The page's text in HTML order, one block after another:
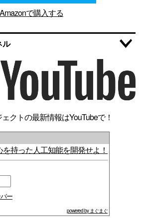
Amazonで購入する
ル
クトの最新情報はYouTubeで！
持った人工知能を開発せよ！
ー
powered by まぐまぐ